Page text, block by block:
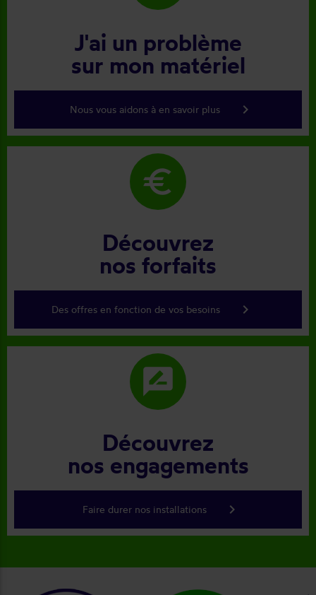
J'ai un problème
sur mon matériel
Nous vous aidons à en savoir plus keyboard_arrow_right
euro
Découvrez
nos forfaits
Des offres en fonction de vos besoins keyboard_arrow_right
rate_review
Découvrez
nos engagements
Faire durer nos installations keyboard_arrow_right